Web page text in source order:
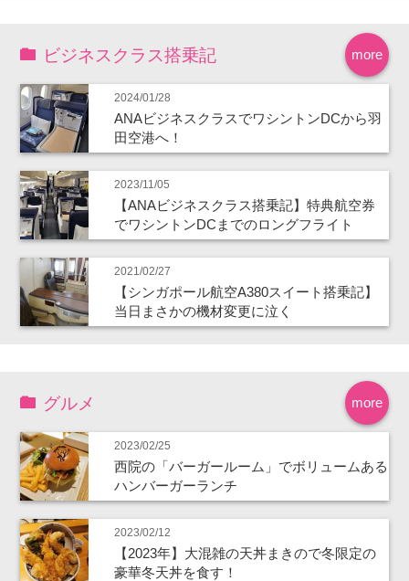
more
ビジネスクラス搭乗記
2024/01/28
ANAビジネスクラスでワシントンDCから羽
田空港へ！
2023/11/05
【ANAビジネスクラス搭乗記】特典航空券
でワシントンDCまでのロングフライト
2021/02/27
【シンガポール航空A380スイート搭乗記】
当日まさかの機材変更に泣く
more
グルメ
2023/02/25
西院の「バーガールーム」でボリュームある
ハンバーガーランチ
2023/02/12
【2023年】大混雑の天丼まきので冬限定の
豪華冬天丼を食す！